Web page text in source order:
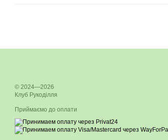
© 2024—2026
Клуб Рукоділля
Приймаємо до оплати